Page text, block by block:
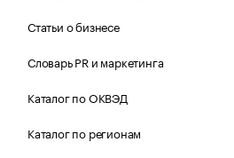
Статьи о бизнесе
Словарь PR и маркетинга
Каталог по ОКВЭД
Каталог по регионам